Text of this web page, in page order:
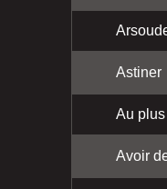
Astiner
Au
Avoir